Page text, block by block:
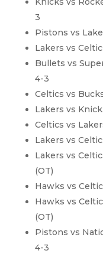
3
Pistons vs
Lakers vs
Bullets vs
4-3
Celtics vs
Lakers vs
Celtics vs
Lakers vs
Lakers vs
(OT)
Hawks vs
Hawks vs
(OT)
Pistons vs
4-3